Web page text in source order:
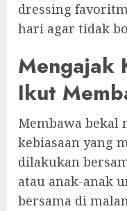
dressing
hari agar tidak
Mengajak
Ikut
Membawa bekal
kebiasaan yang
dilakukan
atau anak-anak
bersama di